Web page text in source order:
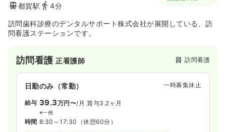
都賀駅 4分
訪問歯科診療のデンタルサポート株式会社が展開している、訪
問看護ステーションです。
訪問看護正看護師 訪問看護
日勤のみ（常勤） 一時募集休止
給与 39.3万円〜/月 賞与3.2ヶ月
※一例
時間 8:30～17:30 （休憩60分）